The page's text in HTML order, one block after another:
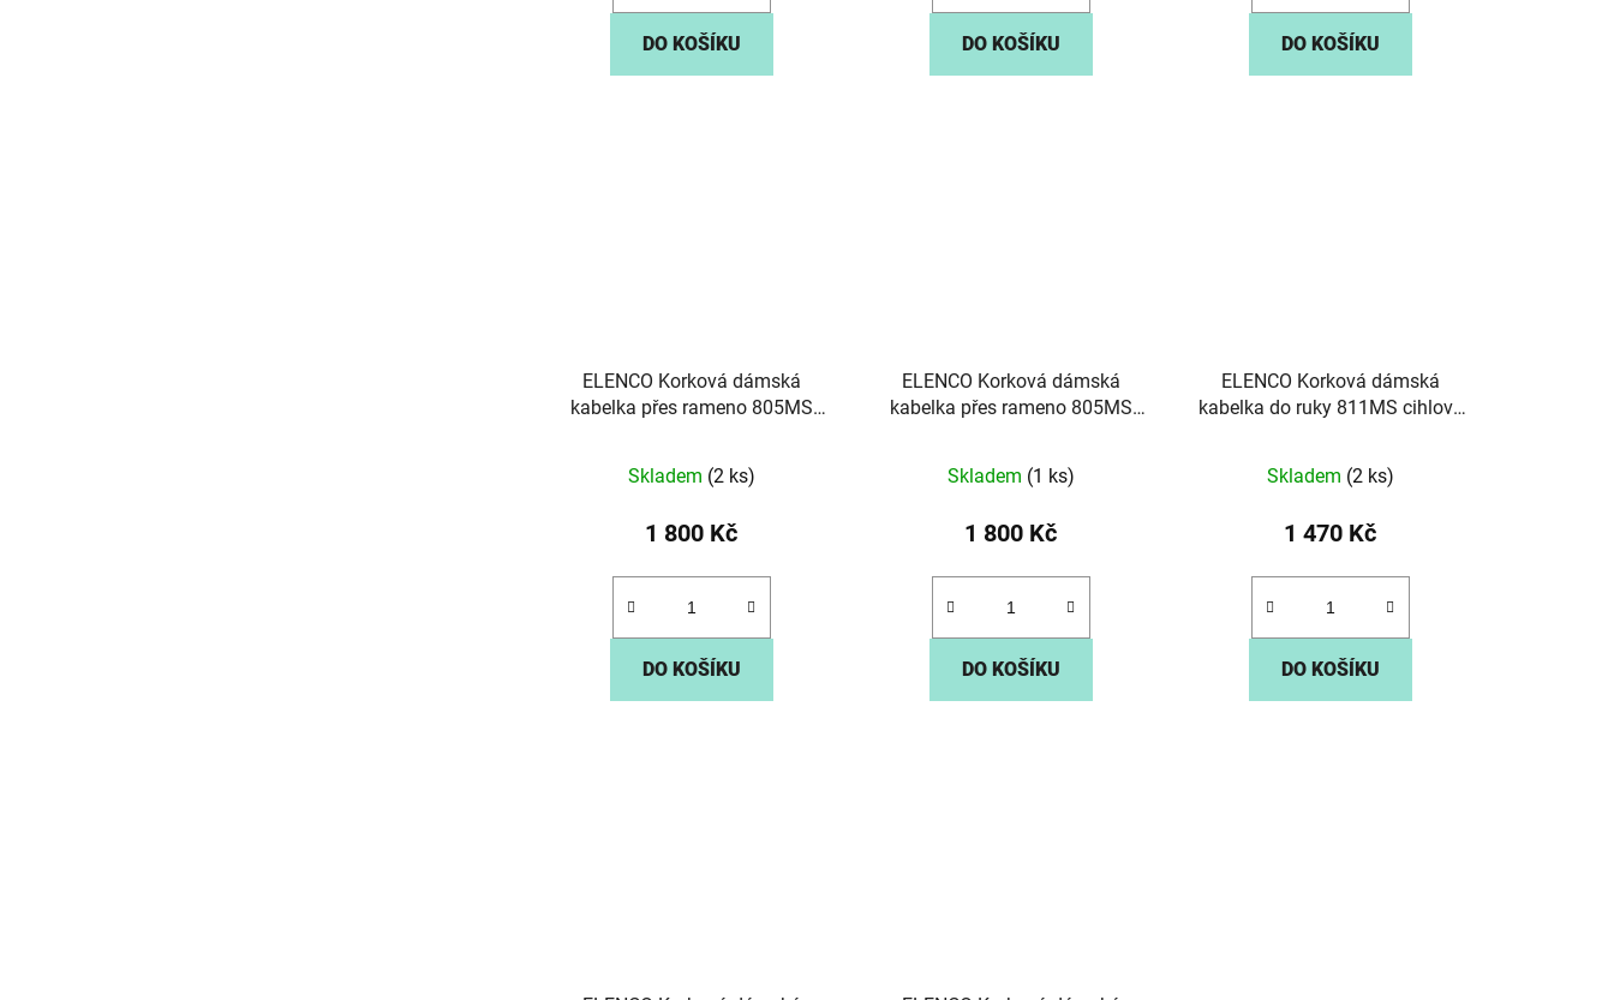
DO KOŠÍKU DO KOŠÍKU DO KOŠÍKU
ELENCO Korková dámská
kabelka přes rameno 805MS
Skladem (2 ks)
1 800 Kč
DO KOŠÍKU
ELENCO Korková dámská
kabelka přes rameno 805MS
Skladem (1 ks)
1 800 Kč
DO KOŠÍKU
ELENCO Korková dámská
kabelka do ruky 811MS cihlově
Skladem (2 ks)
1 470 Kč
DO KOŠÍKU